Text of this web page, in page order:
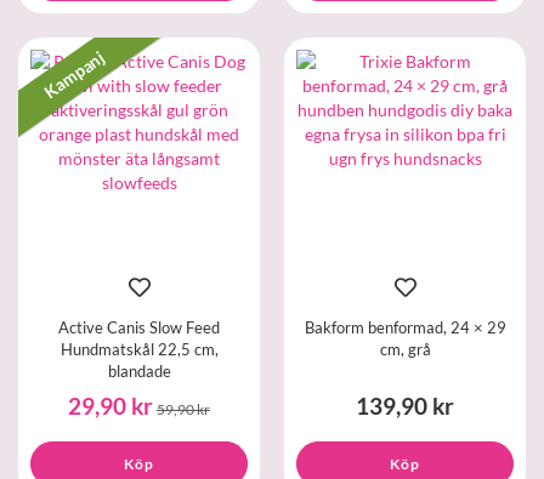
Kampanj
Active Canis Slow Feed
Hundmatskål 22,5 cm,
blandade
29,90 kr 59,90 kr
Köp
Bakform benformad, 24 × 29
cm, grå
139,90 kr
Köp